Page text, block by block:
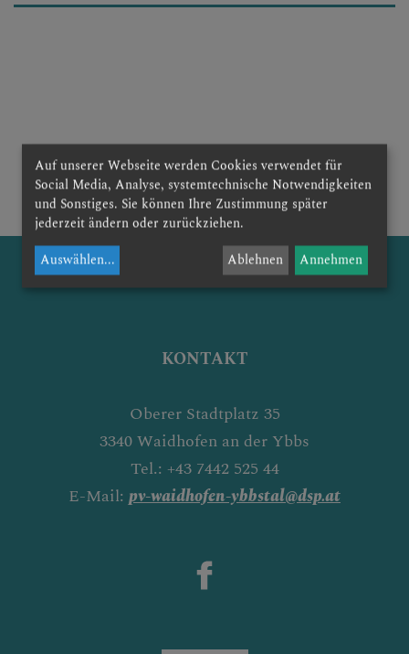
zurück
KONTAKT
Oberer Stadtplatz 35
3340 Waidhofen an der Ybbs
Tel.: +43 7442 525 44
E-Mail: pv-waidhofen-ybbstal@dsp.at
Auf unserer Webseite werden Cookies verwendet für
Social Media, Analyse, systemtechnische Notwendigkeiten
und Sonstiges. Sie können Ihre Zustimmung später
jederzeit ändern oder zurückziehen.
Auswählen... Ablehnen Annehmen